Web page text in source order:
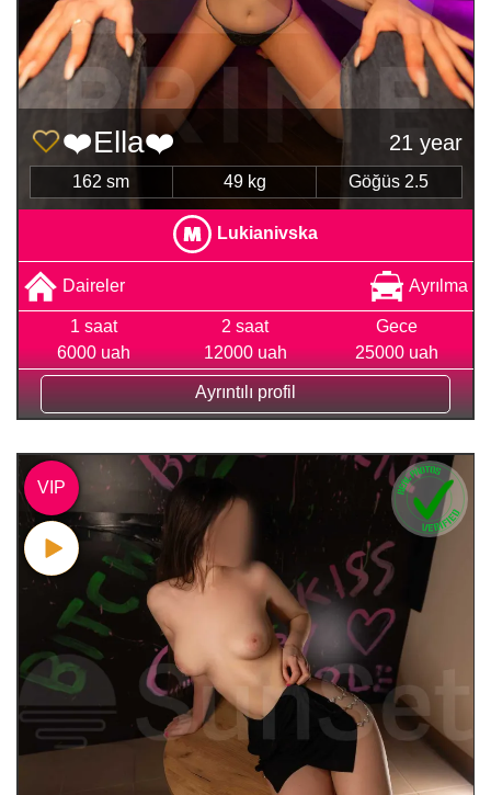
❤️Ella❤️ 21 year
162 sm 49 kg Göğüs 2.5
Lukianivska
Daireler Ayrılma
1 saat
6000 uah
2 saat
12000 uah
Gece
25000 uah
Ayrıntılı profil
VIP